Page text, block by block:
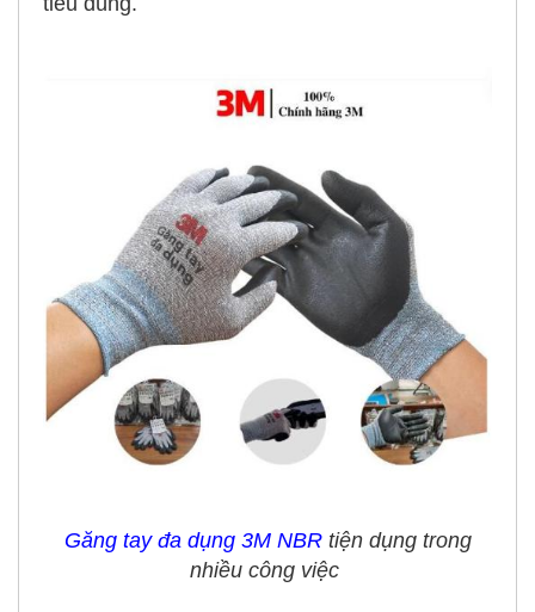
Găng tay đa dụng 3M NBRtiện dụng trong
nhiều công việc